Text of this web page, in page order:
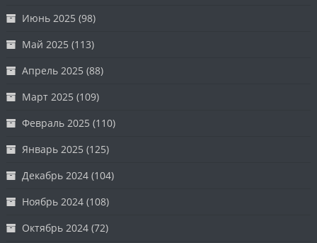
Июнь 2025 (98)
Май 2025 (113)
Апрель 2025 (88)
Март 2025 (109)
Февраль 2025 (110)
Январь 2025 (125)
Декабрь 2024 (104)
Ноябрь 2024 (108)
Октябрь 2024 (72)